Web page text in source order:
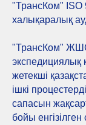
"ТрансКом" ISO
халықаралық
"ТрансКом" ЖШС
экспедициялық
жетекші
ішкі
сапасын
бойы